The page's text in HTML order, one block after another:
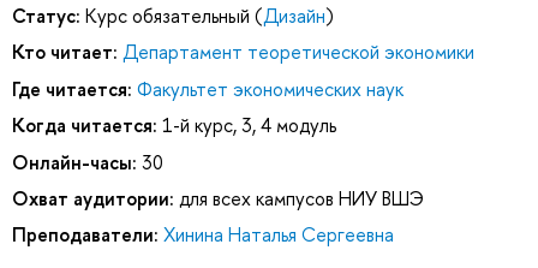
Статус: Курс обязательный (Дизайн)
Кто читает: Департамент теоретической экономики
Где читается: Факультет экономических наук
Когда читается: 1-й курс, 3, 4 модуль
Онлайн-часы: 30
Охват аудитории: для всех кампусов НИУ ВШЭ
Преподаватели: Хинина Наталья Сергеевна